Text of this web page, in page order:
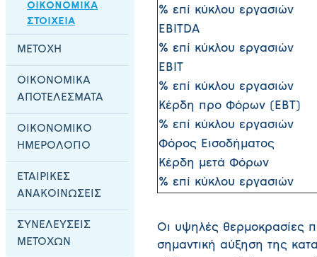
ΟΙΚΟΝΟΜΙΚΑ
ΣΤΟΙΧΕΙΑ
ΜΕΤΟΧΗ
ΟΙΚΟΝΟΜΙΚΑ
ΑΠΟΤΕΛΕΣΜΑΤΑ
ΟΙΚΟΝΟΜΙΚΟ
ΗΜΕΡΟΛΟΓΙΟ
ΕΤΑΙΡΙΚΕΣ
ΑΝΑΚΟΙΝΩΣΕΙΣ
ΣΥΝΕΛΕΥΣΕΙΣ
ΜΕΤΟΧΩΝ
% επί κύκλου εργασιών
EBITDA
% επί κύκλου εργασιών
EBIT
% επί κύκλου εργασιών
Κέρδη προ Φόρων (EBT)
% επί κύκλου εργασιών
Φόρος Εισοδήματος
Κέρδη μετά Φόρων
% επί κύκλου εργασιών
Οι υψηλές θερμοκρασίες
σημαντική αύξηση της